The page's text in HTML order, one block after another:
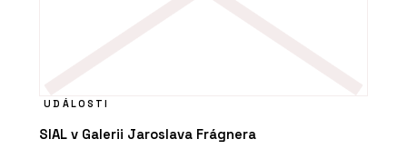
UDÁLOSTI
SIAL v Galerii Jaroslava Frágnera